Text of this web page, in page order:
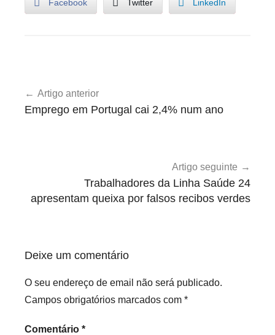
Facebook Twitter LinkedIn
de
Artigo anterior
Emprego em Portugal cai 2,4% num ano
Artigo seguinte
Trabalhadores da Linha Saúde 24
apresentam queixa por falsos recibos verdes
Deixe um comentário
O seu endereço de email não será publicado.
Campos obrigatórios marcados com *
Comentário *